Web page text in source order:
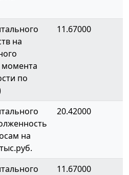
на
момента
по
11.67000
на
20.42000
11.67000